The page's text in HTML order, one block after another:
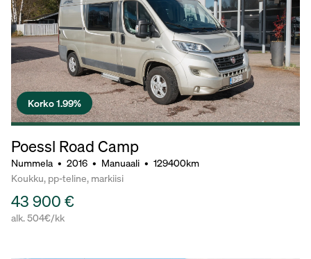
Korko 1.99%
Poessl Road Camp
Nummela • 2016 • Manuaali • 129400km
Koukku, pp-teline, markiisi
43 900 €
alk. 504€/kk